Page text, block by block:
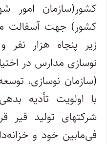
کشور(سازمان امور
کشور) جهت آسفالت
نوسازی مدارس در
(سازمان نوسازی،
با اولویت تأدیه
شرکتهای تولید قیر
فی‌مابین خود و